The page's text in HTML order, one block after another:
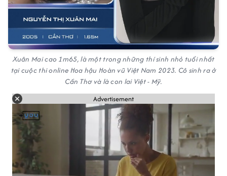
Xuân Mai cao 1m65, là một trong những thí sinh nhỏ tuổi nhất
tại cuộc thi online Hoa hậu Hoàn vũ Việt Nam 2023. Cô sinh ra ở
Cần Thơ và là con lai Việt - Mỹ.
Advertisement